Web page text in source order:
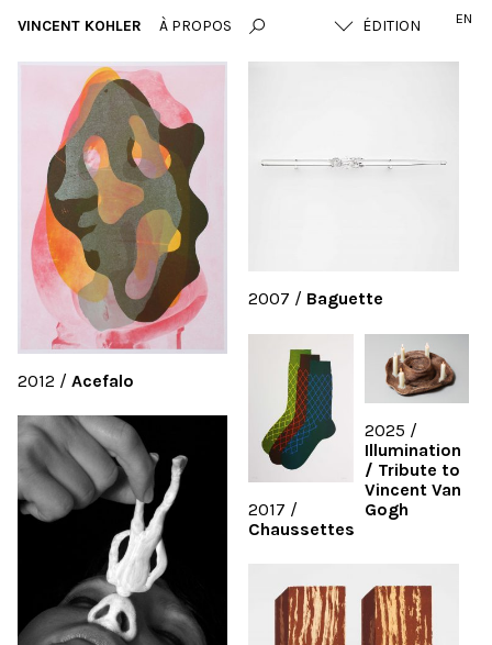
VINCENT KOHLER À PROPOS EN
2025 /
Illumination
/ Tribute to
Vincent Van
Gogh
2007 / Baguette
2017 /
Chaussettes
2012 / Acefalo